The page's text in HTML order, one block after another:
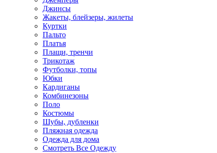
Джинсы
Жакеты, блейзеры, жилеты
Куртки
Пальто
Платья
Плащи, тренчи
Трикотаж
Футболки, топы
Юбки
Кардиганы
Комбинезоны
Поло
Костюмы
Шубы, дубленки
Пляжная одежда
Одежда для дома
Смотреть Все Одежду